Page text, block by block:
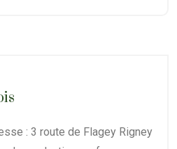
: 3 route de Flagey Rigney